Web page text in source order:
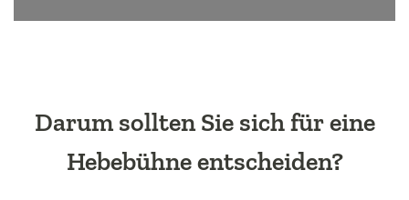
Darum sollten Sie sich für eine
Hebebühne entscheiden?